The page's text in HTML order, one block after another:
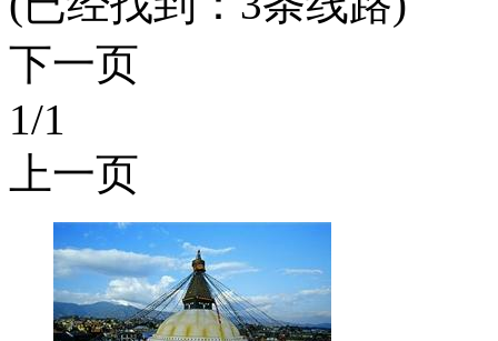
下一页
1/1
上一页